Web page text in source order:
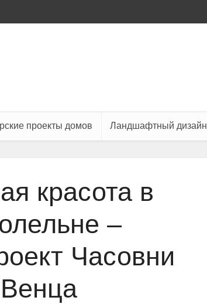
проекты домов Ландшафтный дизайн
красота в
–
Часовни